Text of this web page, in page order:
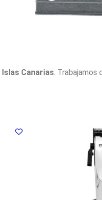
Islas Canarias. Trabajamos